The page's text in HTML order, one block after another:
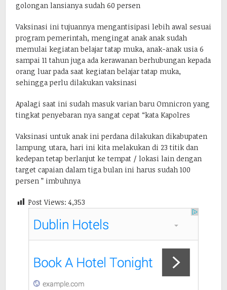
golongan lansianya sudah 60 persen
Vaksinasi ini tujuannya mengantisipasi lebih awal sesuai
program pemerintah, mengingat anak anak sudah
memulai kegiatan belajar tatap muka, anak-anak usia 6
sampai 11 tahun juga ada kerawanan berhubungan kepada
orang luar pada saat kegiatan belajar tatap muka,
sehingga perlu dilakukan vaksinasi
Apalagi saat ini sudah masuk varian baru Omnicron yang
tingkat penyebaran nya sangat cepat “kata Kapolres
Vaksinasi untuk anak ini perdana dilakukan dikabupaten
lampung utara, hari ini kita melakukan di 23 titik dan
kedepan tetap berlanjut ke tempat / lokasi lain dengan
target capaian dalam tiga bulan ini harus sudah 100
persen ” imbuhnya
Post Views: 4,353